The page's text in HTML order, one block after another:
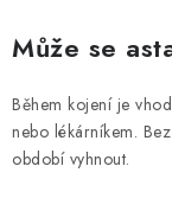
Může se
Během kojení je
nebo lékárníkem.
období vyhnout.